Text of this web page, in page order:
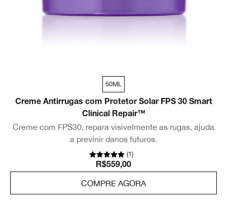
50ML
Creme Antirrugas com Protetor Solar FPS 30 Smart
Clinical Repair™
Creme com FPS30, repara visivelmente as rugas, ajuda
a previnir danos futuros.
(1)
R$559,00
COMPRE AGORA